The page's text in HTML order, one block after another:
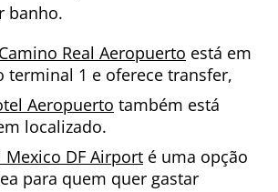
banho.
Real Aeropuerto está em
terminal 1 e oferece transfer,
Aeropuerto também está
localizado.
Mexico DF Airport é uma opção
para quem quer gastar